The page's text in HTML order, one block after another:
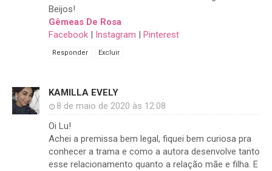
Beijos!
Gêmeas De Rosa
Facebook
Instagram Pinterest
Responder Excluir
KAMILLA EVELY
8 de maio de 2020 às 12:08
Oi Lu!
Achei a premissa bem legal, fiquei bem curiosa pra
conhecer a trama e como a autora desenvolve tanto
esse relacionamento quanto a relação mãe e filha. E